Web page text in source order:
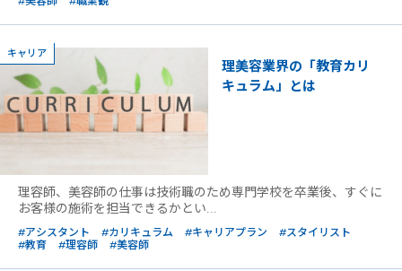
キャリア
理美容業界の「教育カリ
キュラム」とは
理容師、美容師の仕事は技術職のため専門学校を卒業後、すぐに
お客様の施術を担当できるかとい...
#アシスタント #カリキュラム #キャリアプラン
#スタイリスト
#教育
#理容師 #美容師